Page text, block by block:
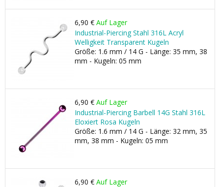
6,90 € Auf Lager
Industrial-Piercing Stahl 316L Acryl
Welligkeit Transparent Kugeln
Größe: 1.6 mm / 14 G - Länge: 35 mm, 38
mm - Kugeln: 05 mm
6,90 € Auf Lager
Industrial-Piercing Barbell 14G Stahl 316L
Eloxiert Rosa Kugeln
Größe: 1.6 mm / 14 G - Länge: 32 mm, 35
mm, 38 mm - Kugeln: 05 mm
6,90 € Auf Lager